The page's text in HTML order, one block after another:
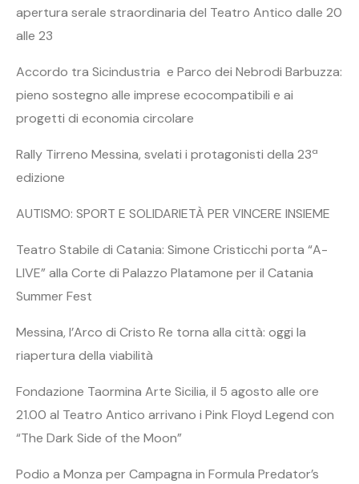
apertura serale straordinaria del Teatro Antico dalle 20
alle 23
Accordo tra Sicindustria e Parco dei Nebrodi Barbuzza:
pieno sostegno alle imprese ecocompatibili e ai
progetti di economia circolare
Rally Tirreno Messina, svelati i protagonisti della 23ª
edizione
AUTISMO: SPORT E SOLIDARIETÀ PER VINCERE INSIEME
Teatro Stabile di Catania: Simone Cristicchi porta “A-
LIVE” alla Corte di Palazzo Platamone per il Catania
Summer Fest
Messina, l’Arco di Cristo Re torna alla città: oggi la
riapertura della viabilità
Fondazione Taormina Arte Sicilia, il 5 agosto alle ore
21.00 al Teatro Antico arrivano i Pink Floyd Legend con
“The Dark Side of the Moon”
Podio a Monza per Campagna in Formula Predator’s